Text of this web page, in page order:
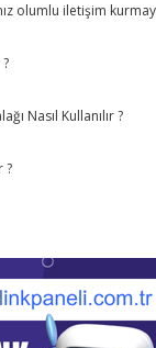
olumlu iletişim
Nasıl Kullanılır ?
?